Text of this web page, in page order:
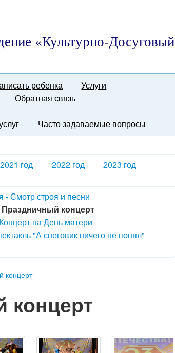
«Культурно-Досуговый
ребенка
Услуги
Обратная связь
Часто задаваемые вопросы
2021 год 2022 год
2023 год
- Смотр строя и песни
концерт
на День матери
"А снеговик ничего не понял"
концерт
концерт